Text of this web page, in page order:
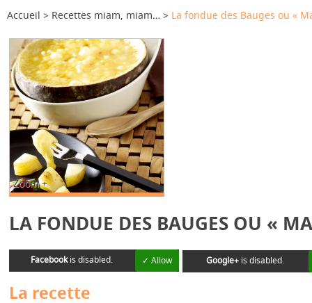
Accueil Recettes miam, miam… La fondue des Bauges ou «
Zoom +
LA FONDUE DES BAUGES OU «
Facebookis disabled. ✓ Allow Google+ is disabled.
La recette